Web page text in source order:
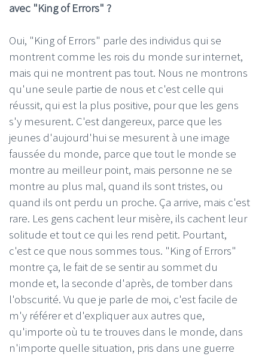
avec "King of Errors" ?
Oui, "King of Errors" parle des individus qui se
montrent comme les rois du monde sur internet,
mais qui ne montrent pas tout. Nous ne montrons
qu'une seule partie de nous et c'est celle qui
réussit, qui est la plus positive, pour que les gens
s'y mesurent. C'est dangereux, parce que les
jeunes d'aujourd'hui se mesurent à une image
faussée du monde, parce que tout le monde se
montre au meilleur point, mais personne ne se
montre au plus mal, quand ils sont tristes, ou
quand ils ont perdu un proche. Ça arrive, mais c'est
rare. Les gens cachent leur misère, ils cachent leur
solitude et tout ce qui les rend petit. Pourtant,
c'est ce que nous sommes tous. "King of Errors"
montre ça, le fait de se sentir au sommet du
monde et, la seconde d'après, de tomber dans
l'obscurité. Vu que je parle de moi, c'est facile de
m'y référer et d'expliquer aux autres que,
qu'importe où tu te trouves dans le monde, dans
n'importe quelle situation, pris dans une guerre